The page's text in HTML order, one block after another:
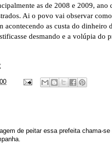
as de 2008 e 2009, ano
Ai o povo vai observar
acontecendo as custa do dinheiro
desmando e a volúpia do
de peitar essa prefeita chama-se